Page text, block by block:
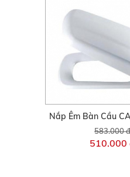
Nắp Êm Bàn Cầu
583.000 đ
510.000